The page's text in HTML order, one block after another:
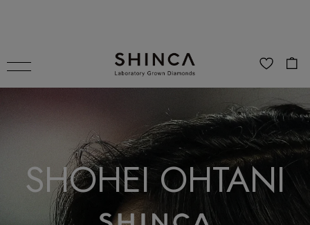
SHOHEI OHTANI
LABORATORY
GROWN DIAMOND
PIN BROOCH
「SHOHEI OHTANI × SHINCA」
OFFICIAL COLLABORATION 2ND
EDITION
LABORATORY
GROWN DIAMOND
NECKLACE
「SHOHEI OHTANI × SHINCA」
OFFICIAL COLLABORATION 2ND
EDITION